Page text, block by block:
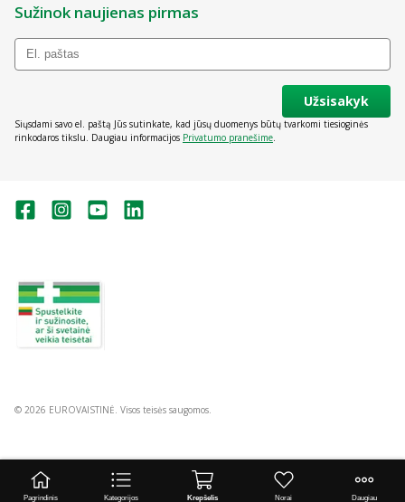
Sužinok naujienas pirmas
Užsisakyk
Siųsdami savo el. paštą Jūs sutinkate, kad jūsų duomenys būtų tvarkomi tiesioginės
rinkodaros tikslu. Daugiau informacijos Privatumo pranešime.
© 2026 EUROVAISTINĖ. Visos teisės saugomos.
Pagrindinis Kategorijos Krepšelis Norai Daugiau